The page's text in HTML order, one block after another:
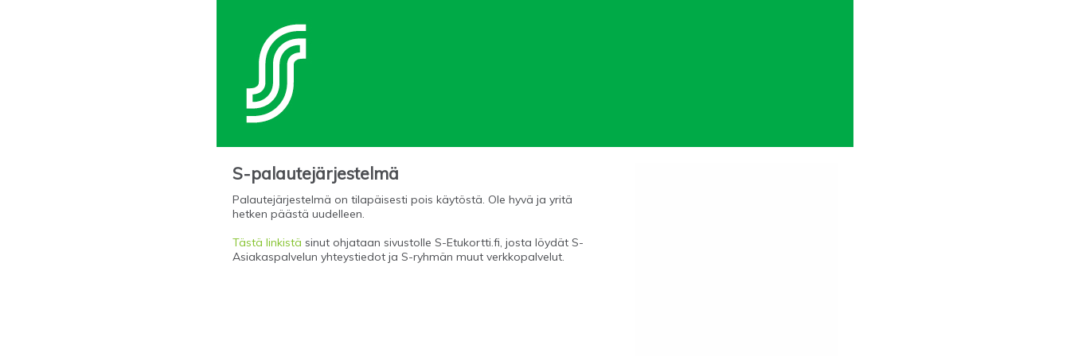
S-palautejärjestelmä
Palautejärjestelmä on tilapäisesti pois käytöstä. Ole hyvä ja yritä
hetken päästä uudelleen.
Tästä linkistä sinut ohjataan sivustolle S-Etukortti.fi, josta löydät S-
Asiakaspalvelun yhteystiedot ja S-ryhmän muut verkkopalvelut.